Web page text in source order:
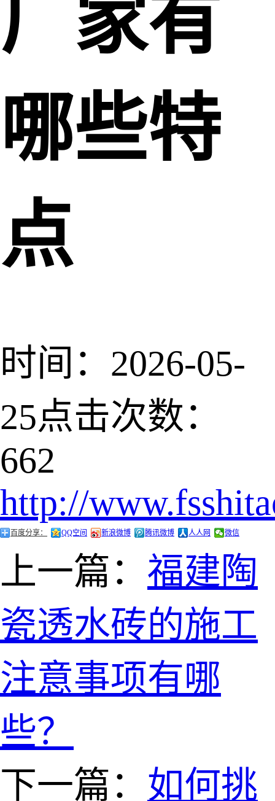
厂家有
哪些特
点
时间：2026-05-
25点击次数：
662
http://
百度分享： QQ空间 新浪微博 腾讯微博 人人网 微信
上一篇： 福建陶
瓷透水砖的施工
注意事项有哪
些？
下一篇： 如何挑